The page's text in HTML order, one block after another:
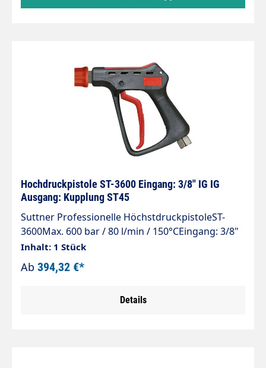
Hochdruckpistole ST-3600 Eingang: 3/8" IG IG
Ausgang: Kupplung ST45
Suttner Professionelle HöchstdruckpistoleST-
3600Max. 600 bar / 80 l/min / 150°CEingang: 3/8"
IGAusgang: Kupplung ST-45-600Material:
Edelstahl
Inhalt: 1 Stück
Ab 394,32 €*
Details